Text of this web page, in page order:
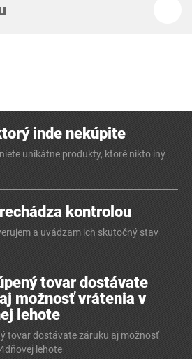
inde nekúpite
unikátne produkty, ktoré nikto iný
kontrolou
a uvádzam ich skutočný stav
tovar dostávate
možnosť vrátenia v
lehote
tovar dostávate záruku aj možnosť
lehote